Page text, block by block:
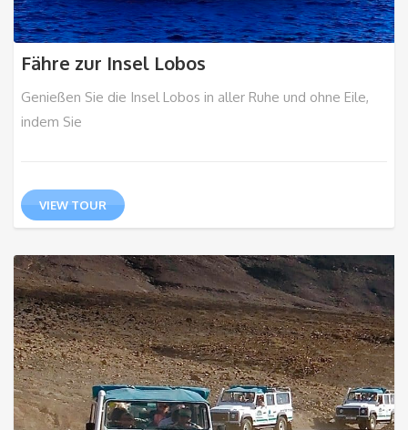
Fähre zur Insel Lobos
Genießen Sie die Insel Lobos in aller Ruhe und ohne Eile,
indem Sie
VIEW TOUR